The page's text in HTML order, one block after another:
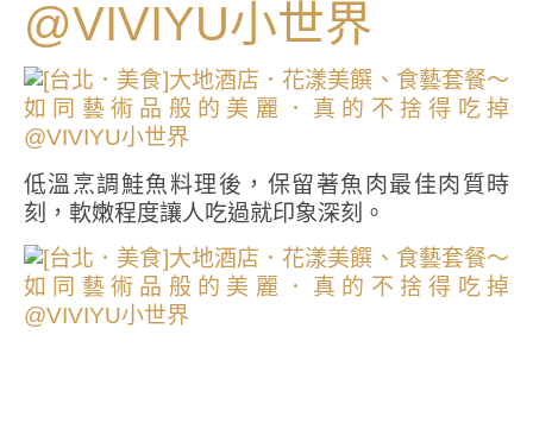
低溫烹調鮭魚料理後，保留著魚肉最佳肉質時
刻，軟嫩程度讓人吃過就印象深刻。